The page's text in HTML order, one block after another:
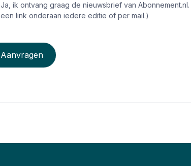
Ja, ik ontvang graag de nieuwsbrief van
een link onderaan iedere editie of per mail.)
Aanvragen